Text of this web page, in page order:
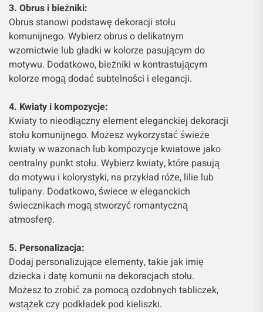
3. Obrus i bieżniki:
Obrus stanowi podstawę dekoracji stołu
komunijnego. Wybierz obrus o delikatnym
wzornictwie lub gładki w kolorze pasującym do
motywu. Dodatkowo, bieżniki w kontrastującym
kolorze mogą dodać subtelności i elegancji.
4. Kwiaty i kompozycje:
Kwiaty to nieodłączny element eleganckiej dekoracji
stołu komunijnego. Możesz wykorzystać świeże
kwiaty w wazonach lub kompozycje kwiatowe jako
centralny punkt stołu. Wybierz kwiaty, które pasują
do motywu i kolorystyki, na przykład róże, lilie lub
tulipany. Dodatkowo, świece w eleganckich
świecznikach mogą stworzyć romantyczną
atmosferę.
5. Personalizacja:
Dodaj personalizujące elementy, takie jak imię
dziecka i datę komunii na dekoracjach stołu.
Możesz to zrobić za pomocą ozdobnych tabliczek,
wstążek czy podkładek pod kieliszki.